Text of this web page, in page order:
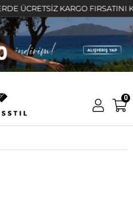
ÜCRETSİZ KARGO FIRSATINI
0